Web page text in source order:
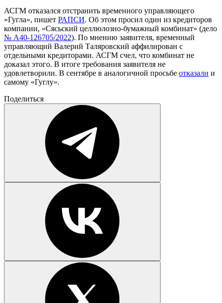
АСГМ отказался отстранить временного управляющего
«Гугла», пишет РАПСИ. Об этом просил один из кредиторов
компании, «Сясьский целлюлозно-бумажный комбинат» (дело
№ А40-126705/2022). По мнению заявителя, временный
управляющий Валерий Таляровский аффилирован с
отдельными кредиторами. АСГМ счел, что комбинат не
доказал этого. В итоге требования заявителя не
удовлетворили. В сентябре в аналогичной просьбе отказали и
самому «Гуглу».
Поделиться